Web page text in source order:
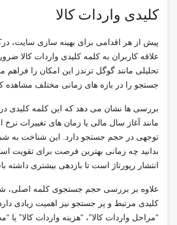
کلیدی واردات کالا
پیش از هر اقدامی برای بهینه سازی سایت،
علاقه کاربران به کلمه کلیدی واردات کالا
تحلیلی مانند گوگل ترندز این امکان را فراهم
جستجو را در بازه های زمانی مختلف مشاهده
بررسی ها نشان می دهد که این کلمه کلیدی
مانند آغاز سال مالی یا زمان های تغییرات نرخ
توجهی در حجم جستجو دارد. این شناخت به
بدانید چه زمانی بهترین فرصت برای تقویت
انتشار رپورتاژ است تا بازدهی بیشتری داشته
علاوه بر بررسی حجم جستجوی کلمه اصلی،
کلیدی مرتبط و پر جستجو نیز اهمیت زیادی
“مراحل واردات کالا”، “هزینه واردات کالا” یا